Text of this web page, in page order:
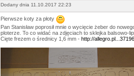
Dodany dnia 11.10.2017 22:23
Pierwsze koty za płoty
Pan Stanisław poprosił mnie o wycięcie żeber do
ploterze. To co widać na zdjęciach to sklejka balsowo-
Cięte frezem o średnicy 1,6 mm - http://